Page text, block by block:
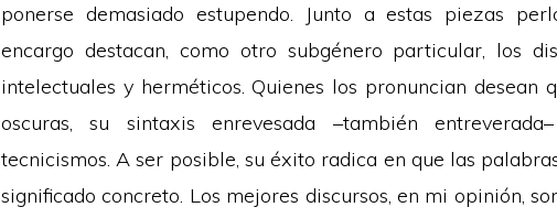
ponerse demasiado estupendo. Junto a estas piezas
encargo destacan, como otro subgénero particular, los
intelectuales y herméticos. Quienes los pronuncian desean
oscuras, su sintaxis enrevesada –también
tecnicismos. A ser posible, su éxito radica en que las
significado concreto. Los mejores discursos, en mi opinión,